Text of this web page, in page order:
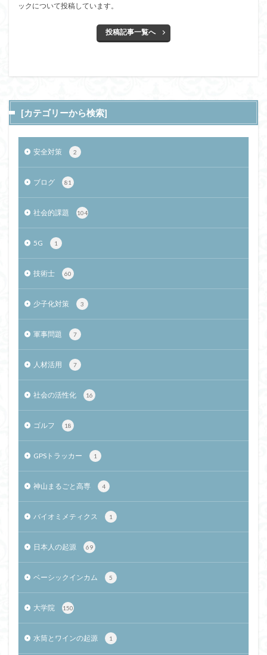
ックについて投稿しています。
投稿記事一覧へ
[カテゴリーから検索]
安全対策 2
ブログ 81
社会的課題 104
5G 1
技術士 60
少子化対策 3
軍事問題 7
人材活用 7
社会の活性化 16
ゴルフ 18
GPSトラッカー 1
神山まるごと高専 4
バイオミメティクス 1
日本人の起源 69
ベーシックインカム 5
大学院 150
水筒とワインの起源 1